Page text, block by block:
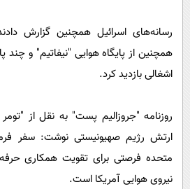
رسانه‌های اسرائیل همچنین گزارش
همچنین از پایگاه هوایی "نیفاتیم" و چند
اشغالی بازدید کرد.
روزنامه "جروزالیم پست" به نقل از "تومر
ارتش رژیم صهیونیستی نوشت: سفر
متحده فرصتی برای تقویت همکاری
نیروی هوایی آمریکا است.